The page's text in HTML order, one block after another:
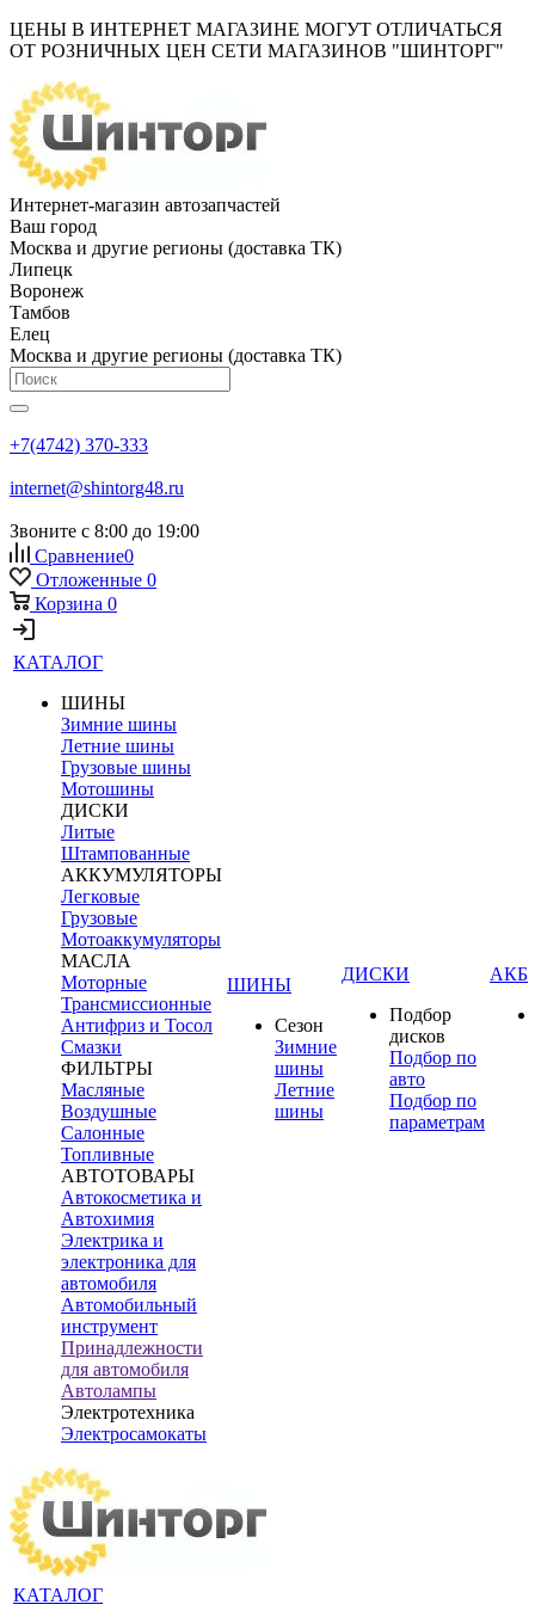
ЦЕНЫ В ИНТЕРНЕТ МАГАЗИНЕ МОГУТ ОТЛИЧАТЬСЯ
ОТ РОЗНИЧНЫХ ЦЕН СЕТИ МАГАЗИНОВ "ШИНТОРГ"
Интернет-магазин автозапчастей
Ваш город
Москва и другие регионы (доставка ТК)
Липецк
Воронеж
Тамбов
Елец
Москва и другие регионы (доставка ТК)
+7(4742) 370-333
internet@shintorg48.ru
Звоните с 8:00 до 19:00
Сравнение0
Отложенные 0
Корзина 0
КАТАЛОГ
ШИНЫ
Зимние шины
Летние шины
Грузовые шины
Мотошины
ДИСКИ
Литые
Штампованные
АККУМУЛЯТОРЫ
Легковые
Грузовые
Мотоаккумуляторы
МАСЛА
Моторные
Трансмиссионные
Антифриз и Тосол
Смазки
ФИЛЬТРЫ
Масляные
Воздушные
Салонные
Топливные
АВТОТОВАРЫ
Автокосметика и
Автохимия
Электрика и
электроника для
автомобиля
Автомобильный
инструмент
Принадлежности
для автомобиля
Автолампы
Электротехника
Электросамокаты
ШИНЫ
Сезон
Зимние
шины
Летние
шины
ДИСКИ
Подбор
дисков
Подбор по
авто
Подбор по
параметрам
АКБ
КАТАЛОГ